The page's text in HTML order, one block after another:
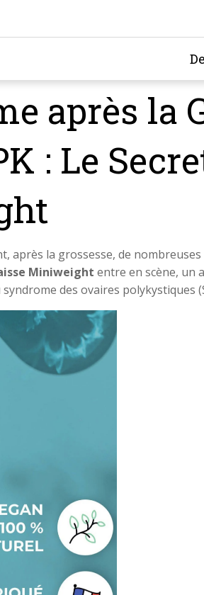
après la
: Le
après la grossesse, de
Miniweight entre en scène, un
des ovaires polykystiques